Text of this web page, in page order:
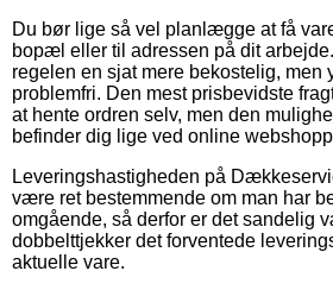
Du bør lige så vel planlægge at få
bopæl eller til adressen på dit
regelen en sjat mere bekostelig, men
problemfri. Den mest prisbevidste
at hente ordren selv, men den
befinder dig lige ved online
Leveringshastigheden på
være ret bestemmende om man har
omgående, så derfor er det sandelig
dobbelttjekker det forventede
aktuelle vare.